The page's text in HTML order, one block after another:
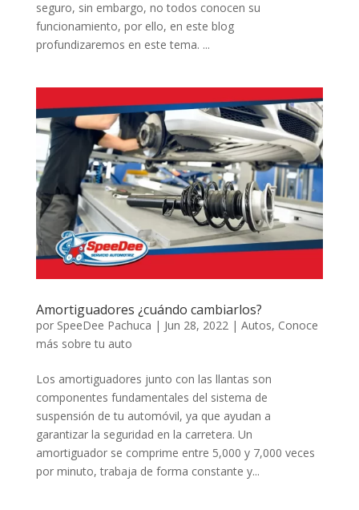
seguro, sin embargo, no todos conocen su
funcionamiento, por ello, en este blog
profundizaremos en este tema. ...
Amortiguadores ¿cuándo cambiarlos?
por SpeeDee Pachuca | Jun 28, 2022 | Autos, Conoce
más sobre tu auto
Los amortiguadores junto con las llantas son
componentes fundamentales del sistema de
suspensión de tu automóvil, ya que ayudan a
garantizar la seguridad en la carretera. Un
amortiguador se comprime entre 5,000 y 7,000 veces
por minuto, trabaja de forma constante y...